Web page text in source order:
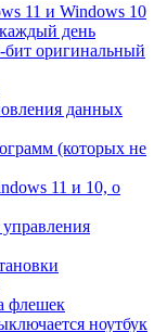
11 и Windows 10
день
бит оригинальный
данных
(которых не
11 и 10, о
флешек
ноутбук